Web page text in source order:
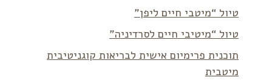
טיול “מיטבי חיים ליפן”
טיול “מיטיבי חיים לסרדיניה”
תוכנית פרימיום אישית לבריאות קוגניטיבית
מיטבית